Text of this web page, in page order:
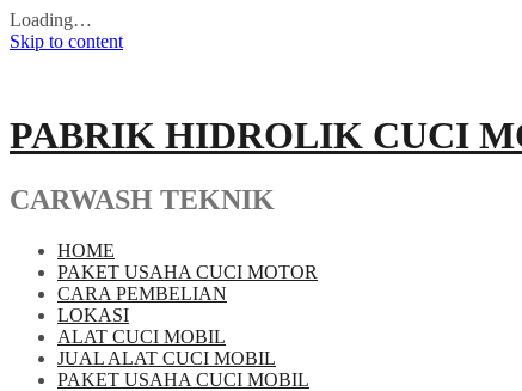
Loading…
Skip to content
PABRIK HIDROLIK CUCI
CARWASH TEKNIK
HOME
PAKET USAHA CUCI MOTOR
CARA PEMBELIAN
LOKASI
ALAT CUCI MOBIL
JUAL ALAT CUCI MOBIL
PAKET USAHA CUCI MOBIL